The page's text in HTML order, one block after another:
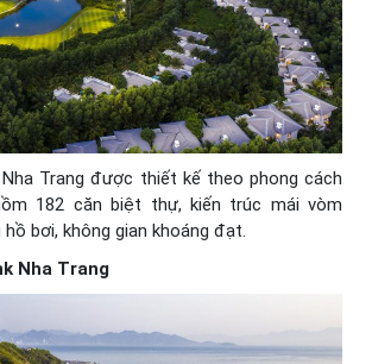
Nha Trang được thiết kế theo phong cách
182 căn biệt thự, kiến trúc mái vòm
hồ bơi, không gian khoáng đạt.
Nha Trang